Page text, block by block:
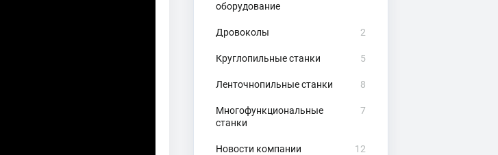
оборудование
Дровоколы 2
Круглопильные станки 5
Ленточнопильные станки 8
Многофункциональные
станки
7
Новости компании 12